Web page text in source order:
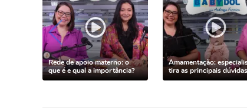
Rede de apoio materno: o
que é e qual a importância?
Amamentação:
tira as principais dúvidas